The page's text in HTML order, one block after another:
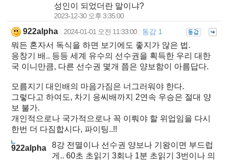
성인이 되었더란 말이냐?
2023-12-30 오후 3:35:00
922alpha 2024-01-01 오전 11:33:00 동감 1
뭐든 혼자서 독식을 하면 보기에도 좋지가 않은 법.
응창기 배.. 등등 세계 유수의 선수권을 획득한 우리 대한
국 이니만큼, 다른 선수권 몇개 쯤은 양보함이 아름답다.
모름지기 대인배의 마음가짐은 너그러워야 한다.
그렇다고 하여도, 차기 응씨배까지 2연속 우승은 절대 양
보 불가.
개인적으로나 국가적으로나 꼭 이뤄야 할 위업임을 다시
한번 더 다짐합시다, 파이팅..!!
922alpha
8강 전멸이나 선수권 양보나 기왕이면 부드럽
게.. 60초 초읽기 3회나 1분 초읽기 3번이나 의